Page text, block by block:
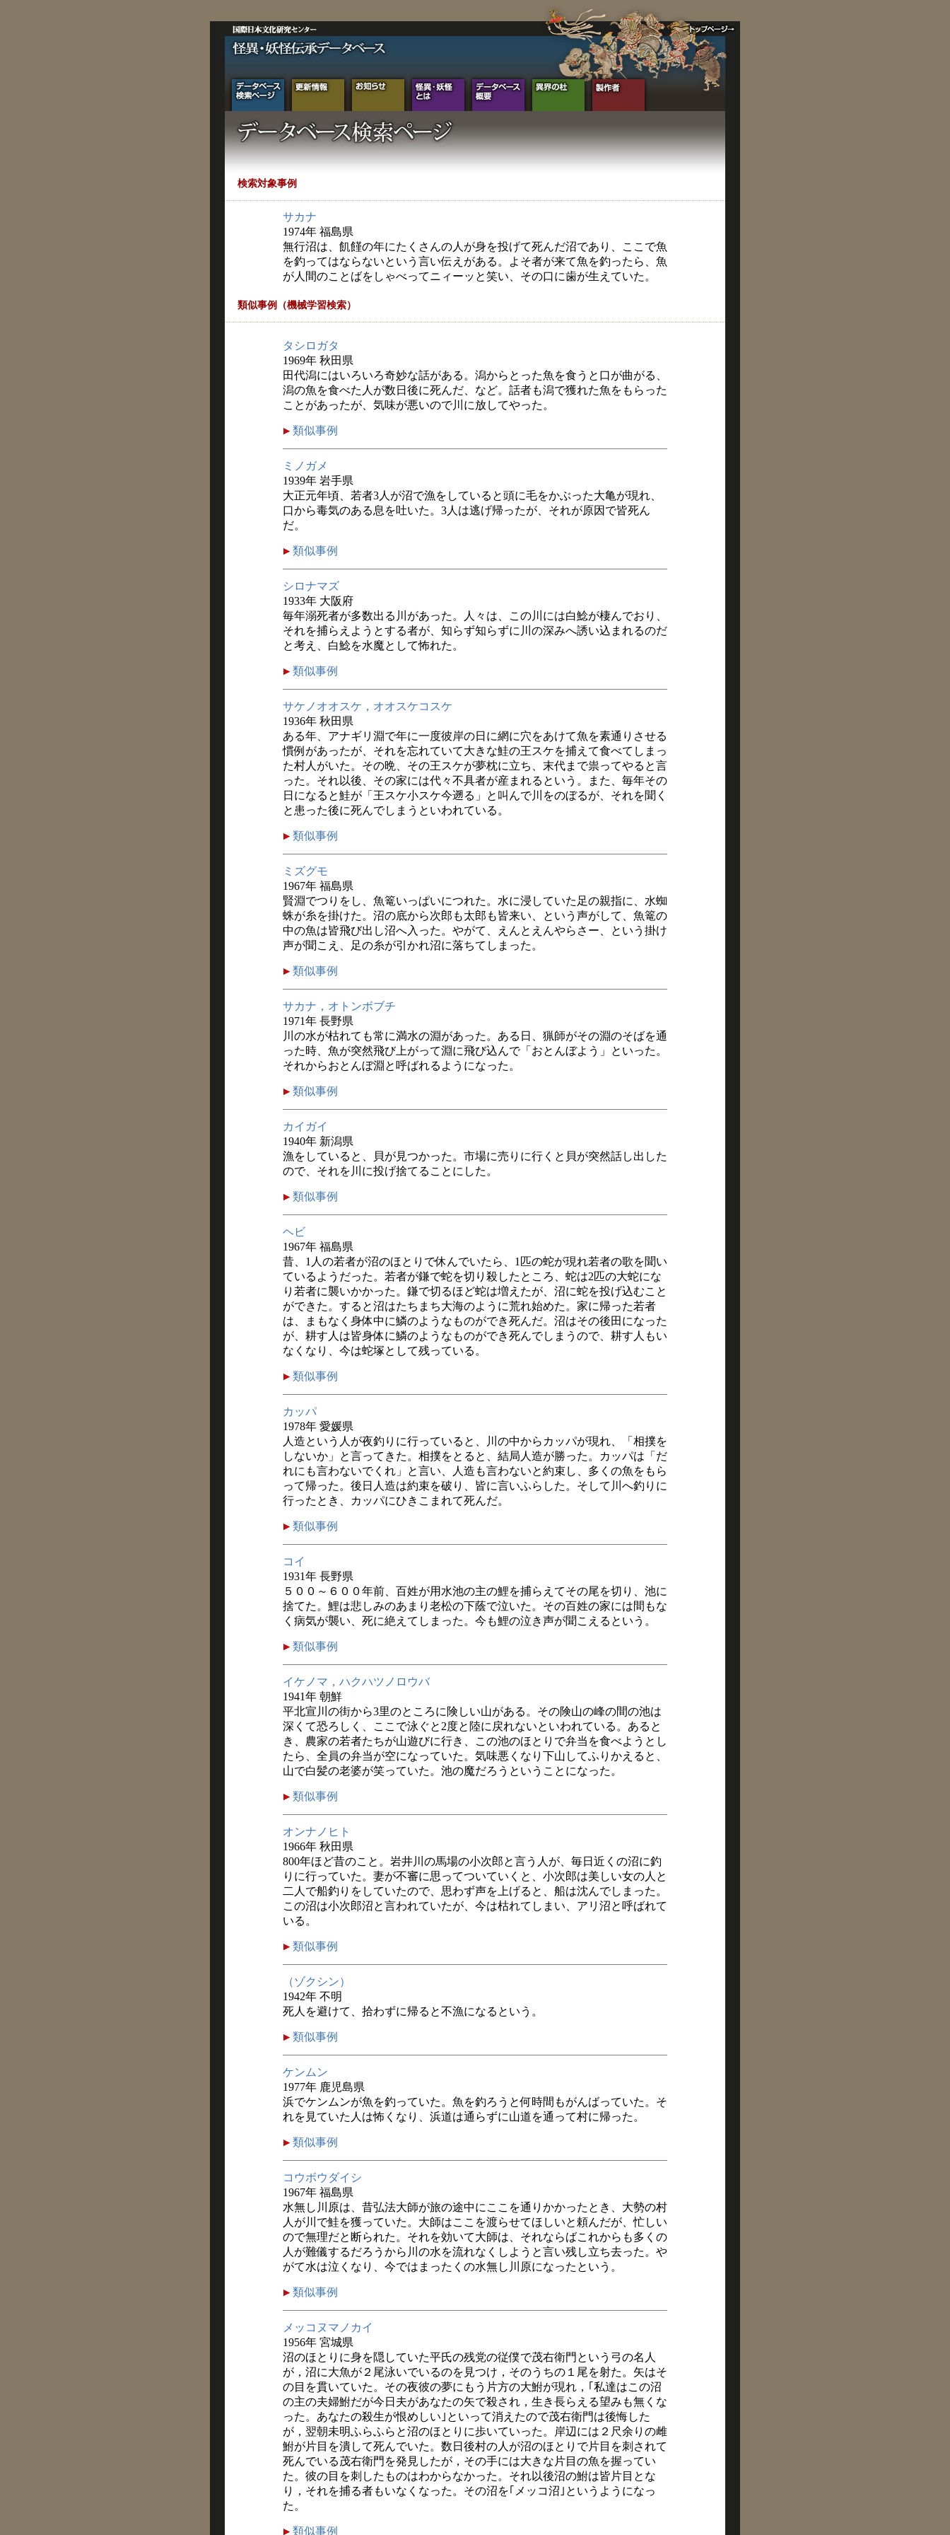
検索対象事例
サカナ
1974年 福島県
無行沼は、飢饉の年にたくさんの人が身を投げて死んだ沼であり、ここで魚
を釣ってはならないという言い伝えがある。よそ者が来て魚を釣ったら、魚
が人間のことばをしゃべってニィーッと笑い、その口に歯が生えていた。
類似事例（機械学習検索）
タシロガタ
1969年 秋田県
田代潟にはいろいろ奇妙な話がある。潟からとった魚を食うと口が曲がる、
潟の魚を食べた人が数日後に死んだ、など。話者も潟で獲れた魚をもらった
ことがあったが、気味が悪いので川に放してやった。
類似事例
ミノガメ
1939年 岩手県
大正元年頃、若者3人が沼で漁をしていると頭に毛をかぶった大亀が現れ、
口から毒気のある息を吐いた。3人は逃げ帰ったが、それが原因で皆死ん
だ。
類似事例
シロナマズ
1933年 大阪府
毎年溺死者が多数出る川があった。人々は、この川には白鯰が棲んでおり、
それを捕らえようとする者が、知らず知らずに川の深みへ誘い込まれるのだ
と考え、白鯰を水魔として怖れた。
類似事例
サケノオオスケ，オオスケコスケ
1936年 秋田県
ある年、アナギリ淵で年に一度彼岸の日に網に穴をあけて魚を素通りさせる
慣例があったが、それを忘れていて大きな鮭の王スケを捕えて食べてしまっ
た村人がいた。その晩、その王スケが夢枕に立ち、末代まで祟ってやると言
った。それ以後、その家には代々不具者が産まれるという。また、毎年その
日になると鮭が「王スケ小スケ今遡る」と叫んで川をのぼるが、それを聞く
と患った後に死んでしまうといわれている。
類似事例
ミズグモ
1967年 福島県
賢淵でつりをし、魚篭いっぱいにつれた。水に浸していた足の親指に、水蜘
蛛が糸を掛けた。沼の底から次郎も太郎も皆来い、という声がして、魚篭の
中の魚は皆飛び出し沼へ入った。やがて、えんとえんやらさー、という掛け
声が聞こえ、足の糸が引かれ沼に落ちてしまった。
類似事例
サカナ，オトンボブチ
1971年 長野県
川の水が枯れても常に満水の淵があった。ある日、猟師がその淵のそばを通
った時、魚が突然飛び上がって淵に飛び込んで「おとんぼよう」といった。
それからおとんぼ淵と呼ばれるようになった。
類似事例
カイガイ
1940年 新潟県
漁をしていると、貝が見つかった。市場に売りに行くと貝が突然話し出した
ので、それを川に投げ捨てることにした。
類似事例
ヘビ
1967年 福島県
昔、1人の若者が沼のほとりで休んでいたら、1匹の蛇が現れ若者の歌を聞い
ているようだった。若者が鎌で蛇を切り殺したところ、蛇は2匹の大蛇にな
り若者に襲いかかった。鎌で切るほど蛇は増えたが、沼に蛇を投げ込むこと
ができた。すると沼はたちまち大海のように荒れ始めた。家に帰った若者
は、まもなく身体中に鱗のようなものができ死んだ。沼はその後田になった
が、耕す人は皆身体に鱗のようなものができ死んでしまうので、耕す人もい
なくなり、今は蛇塚として残っている。
類似事例
カッパ
1978年 愛媛県
人造という人が夜釣りに行っていると、川の中からカッパが現れ、「相撲を
しないか」と言ってきた。相撲をとると、結局人造が勝った。カッパは「だ
れにも言わないでくれ」と言い、人造も言わないと約束し、多くの魚をもら
って帰った。後日人造は約束を破り、皆に言いふらした。そして川へ釣りに
行ったとき、カッパにひきこまれて死んだ。
類似事例
コイ
1931年 長野県
５００～６００年前、百姓が用水池の主の鯉を捕らえてその尾を切り、池に
捨てた。鯉は悲しみのあまり老松の下蔭で泣いた。その百姓の家には間もな
く病気が襲い、死に絶えてしまった。今も鯉の泣き声が聞こえるという。
類似事例
イケノマ，ハクハツノロウバ
1941年 朝鮮
平北宣川の街から3里のところに険しい山がある。その険山の峰の間の池は
深くて恐ろしく、ここで泳ぐと2度と陸に戻れないといわれている。あると
き、農家の若者たちが山遊びに行き、この池のほとりで弁当を食べようとし
たら、全員の弁当が空になっていた。気味悪くなり下山してふりかえると、
山で白髪の老婆が笑っていた。池の魔だろうということになった。
類似事例
オンナノヒト
1966年 秋田県
800年ほど昔のこと。岩井川の馬場の小次郎と言う人が、毎日近くの沼に釣
りに行っていた。妻が不審に思ってついていくと、小次郎は美しい女の人と
二人で船釣りをしていたので、思わず声を上げると、船は沈んでしまった。
この沼は小次郎沼と言われていたが、今は枯れてしまい、アリ沼と呼ばれて
いる。
類似事例
（ゾクシン）
1942年 不明
死人を避けて、拾わずに帰ると不漁になるという。
類似事例
ケンムン
1977年 鹿児島県
浜でケンムンが魚を釣っていた。魚を釣ろうと何時間もがんばっていた。そ
れを見ていた人は怖くなり、浜道は通らずに山道を通って村に帰った。
類似事例
コウボウダイシ
1967年 福島県
水無し川原は、昔弘法大師が旅の途中にここを通りかかったとき、大勢の村
人が川で鮭を獲っていた。大師はここを渡らせてほしいと頼んだが、忙しい
ので無理だと断られた。それを効いて大師は、それならばこれからも多くの
人が難儀するだろうから川の水を流れなくしようと言い残し立ち去った。や
がて水は泣くなり、今ではまったくの水無し川原になったという。
類似事例
メッコヌマノカイ
1956年 宮城県
沼のほとりに身を隠していた平氏の残党の従僕で茂右衛門という弓の名人
が，沼に大魚が２尾泳いでいるのを見つけ，そのうちの１尾を射た。矢はそ
の目を貫いていた。その夜彼の夢にもう片方の大鮒が現れ，｢私達はこの沼
の主の夫婦鮒だが今日夫があなたの矢で殺され，生き長らえる望みも無くな
った。あなたの殺生が恨めしい｣といって消えたので茂右衛門は後悔した
が，翌朝未明ふらふらと沼のほとりに歩いていった。岸辺には２尺余りの雌
鮒が片目を潰して死んでいた。数日後村の人が沼のほとりで片目を刺されて
死んでいる茂右衛門を発見したが，その手には大きな片目の魚を握ってい
た。彼の目を刺したものはわからなかった。それ以後沼の鮒は皆片目とな
り，それを捕る者もいなくなった。その沼を｢メッコ沼｣というようになっ
た。
類似事例